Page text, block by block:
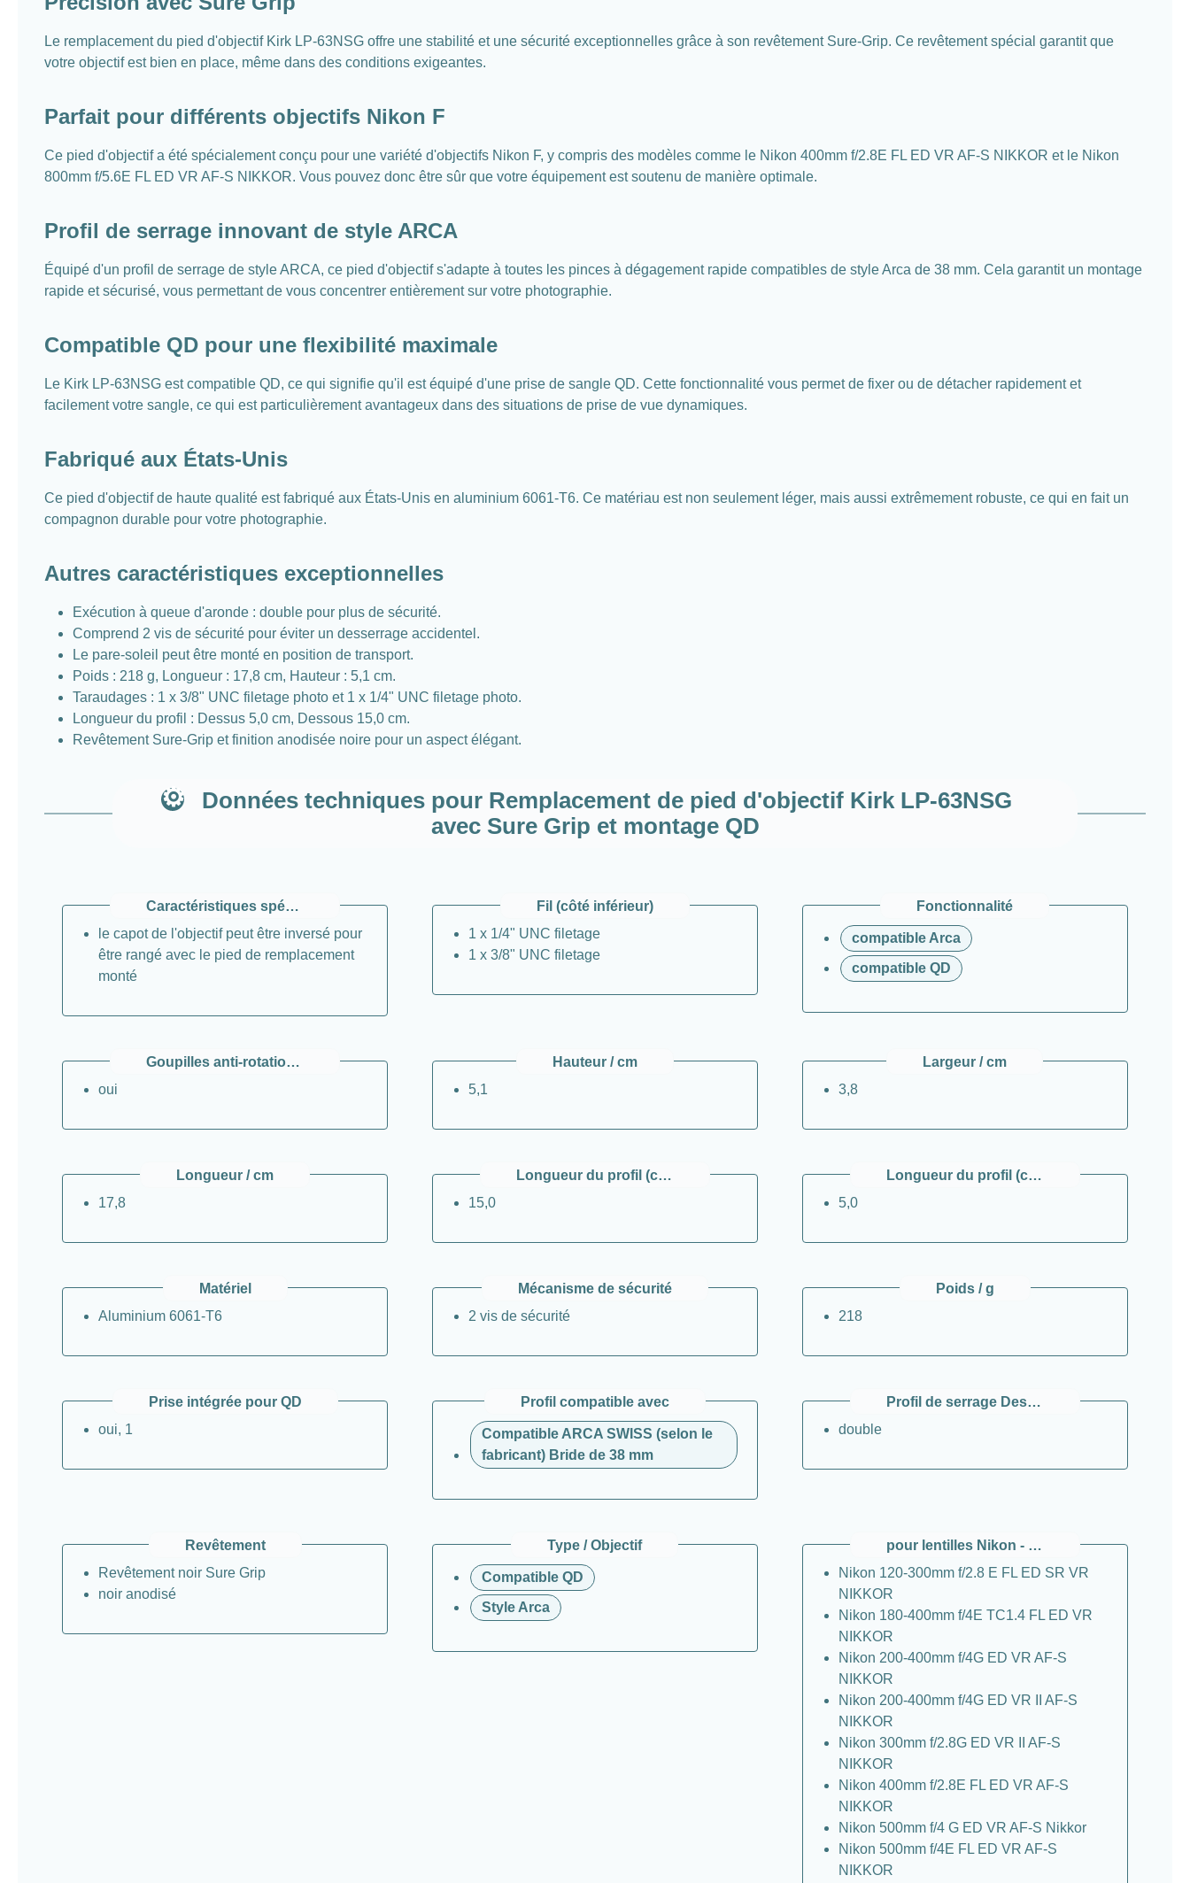
Le remplacement du pied d'objectif Kirk LP-63NSG offre une stabilité et une sécurité exceptionnelles grâce à son revêtement Sure-Grip. Ce revêtement spécial garantit que
votre objectif est bien en place, même dans des conditions exigeantes.
Parfait pour différents objectifs Nikon F
Ce pied d'objectif a été spécialement conçu pour une variété d'objectifs Nikon F, y compris des modèles comme le Nikon 400mm f/2.8E FL ED VR AF-S NIKKOR et le Nikon
800mm f/5.6E FL ED VR AF-S NIKKOR. Vous pouvez donc être sûr que votre équipement est soutenu de manière optimale.
Profil de serrage innovant de style ARCA
Équipé d'un profil de serrage de style ARCA, ce pied d'objectif s'adapte à toutes les pinces à dégagement rapide compatibles de style Arca de 38 mm. Cela garantit un montage
rapide et sécurisé, vous permettant de vous concentrer entièrement sur votre photographie.
Compatible QD pour une flexibilité maximale
Le Kirk LP-63NSG est compatible QD, ce qui signifie qu'il est équipé d'une prise de sangle QD. Cette fonctionnalité vous permet de fixer ou de détacher rapidement et
facilement votre sangle, ce qui est particulièrement avantageux dans des situations de prise de vue dynamiques.
Fabriqué aux États-Unis
Ce pied d'objectif de haute qualité est fabriqué aux États-Unis en aluminium 6061-T6. Ce matériau est non seulement léger, mais aussi extrêmement robuste, ce qui en fait un
compagnon durable pour votre photographie.
Autres caractéristiques exceptionnelles
Exécution à queue d'aronde : double pour plus de sécurité.
Comprend 2 vis de sécurité pour éviter un desserrage accidentel.
Le pare-soleil peut être monté en position de transport.
Poids : 218 g, Longueur : 17,8 cm, Hauteur : 5,1 cm.
Taraudages : 1 x 3/8" UNC filetage photo et 1 x 1/4" UNC filetage photo.
Longueur du profil : Dessus 5,0 cm, Dessous 15,0 cm.
Revêtement Sure-Grip et finition anodisée noire pour un aspect élégant.
Données techniques pour Remplacement de pied d'objectif Kirk LP-63NSG
avec Sure Grip et montage QD
Caractéristiques spéciales
le capot de l'objectif peut être inversé pour
être rangé avec le pied de remplacement
monté
Fil (côté inférieur)
1 x 1/4" UNC filetage
1 x 3/8" UNC filetage
Fonctionnalité
compatible Arca
compatible QD
Goupilles anti-rotation / Bride
oui
Hauteur / cm
5,1
Largeur / cm
3,8
Longueur / cm
17,8
Longueur du profil (côté inférieur) / cm
15,0
Longueur du profil (côté supérieur) / cm
5,0
Matériel
Aluminium 6061-T6
Mécanisme de sécurité
2 vis de sécurité
Poids / g
218
Prise intégrée pour QD
oui, 1
Profil compatible avec
Compatible ARCA SWISS (selon le
fabricant) Bride de 38 mm
Profil de serrage Design
double
Revêtement
Revêtement noir Sure Grip
noir anodisé
Type / Objectif
Compatible QD
Style Arca
pour lentilles Nikon - plus vieux
Nikon 120-300mm f/2.8 E FL ED SR VR
NIKKOR
Nikon 180-400mm f/4E TC1.4 FL ED VR
NIKKOR
Nikon 200-400mm f/4G ED VR AF-S
NIKKOR
Nikon 200-400mm f/4G ED VR II AF-S
NIKKOR
Nikon 300mm f/2.8G ED VR II AF-S
NIKKOR
Nikon 400mm f/2.8E FL ED VR AF-S
NIKKOR
Nikon 500mm f/4 G ED VR AF-S Nikkor
Nikon 500mm f/4E FL ED VR AF-S
NIKKOR